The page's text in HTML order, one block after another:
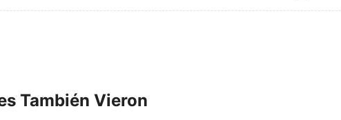
También Vieron